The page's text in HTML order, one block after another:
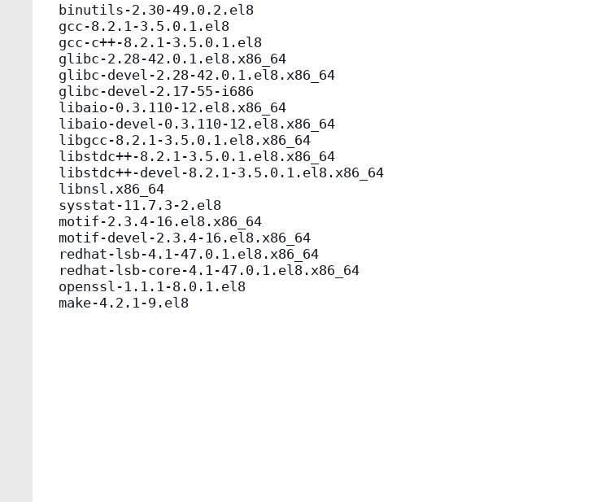
binutils-2.30-49.0.2.el8
gcc-8.2.1-3.5.0.1.el8
gcc-c++-8.2.1-3.5.0.1.el8
glibc-2.28-42.0.1.el8.x86_64
glibc-devel-2.28-42.0.1.el8.x86_64
glibc-devel-2.17-55-i686
libaio-0.3.110-12.el8.x86_64
libaio-devel-0.3.110-12.el8.x86_64
libgcc-8.2.1-3.5.0.1.el8.x86_64
libstdc++-8.2.1-3.5.0.1.el8.x86_64
libstdc++-devel-8.2.1-3.5.0.1.el8.x86_64
libnsl.x86_64
sysstat-11.7.3-2.el8
motif-2.3.4-16.el8.x86_64
motif-devel-2.3.4-16.el8.x86_64
redhat-lsb-4.1-47.0.1.el8.x86_64
redhat-lsb-core-4.1-47.0.1.el8.x86_64
openssl-1.1.1-8.0.1.el8
make-4.2.1-9.el8